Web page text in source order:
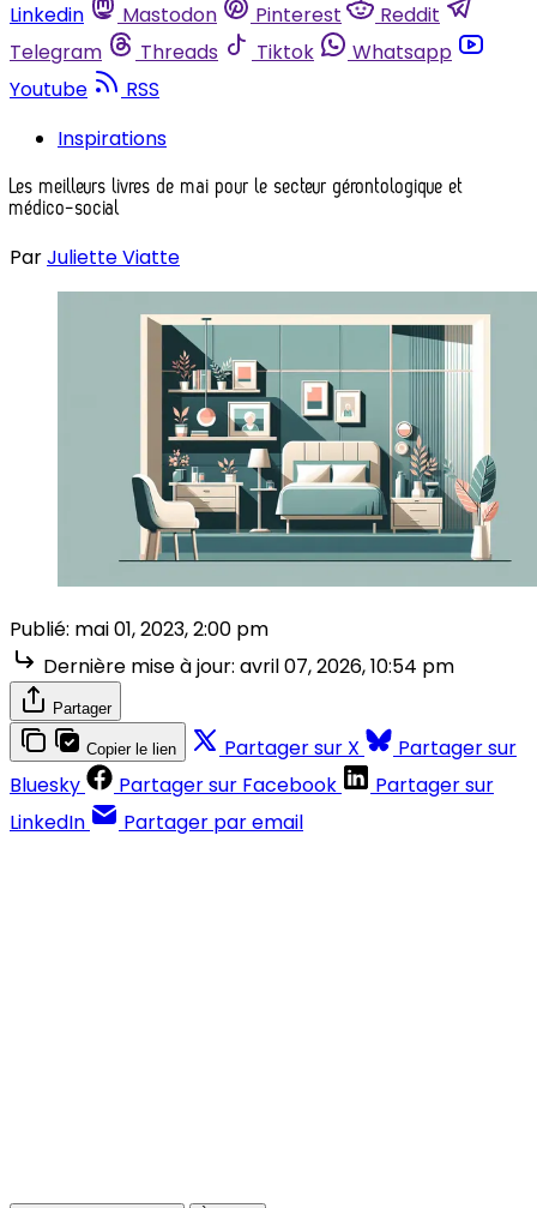
Linkedin
Mastodon Pinterest
Reddit
Telegram
Threads Tiktok
Whatsapp
Youtube
RSS
Inspirations
Les meilleurs livres de mai pour le secteur gérontologique et
médico-social
ParJuliette Viatte
Publié: mai 01, 2023, 2:00 pm
Dernière mise à jour: avril 07, 2026, 10:54 pm
Partager
Copier le lien Partager sur X
Partager sur
Bluesky
Partager sur Facebook
Partager sur
LinkedIn
Partager par email